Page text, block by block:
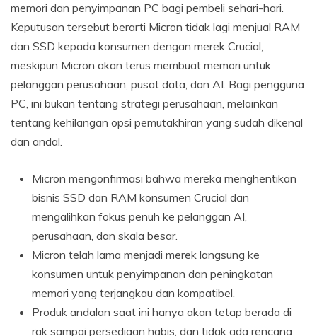
memori dan penyimpanan PC bagi pembeli sehari-hari.
Keputusan tersebut berarti Micron tidak lagi menjual RAM
dan SSD kepada konsumen dengan merek Crucial,
meskipun Micron akan terus membuat memori untuk
pelanggan perusahaan, pusat data, dan AI. Bagi pengguna
PC, ini bukan tentang strategi perusahaan, melainkan
tentang kehilangan opsi pemutakhiran yang sudah dikenal
dan andal.
Micron mengonfirmasi bahwa mereka menghentikan
bisnis SSD dan RAM konsumen Crucial dan
mengalihkan fokus penuh ke pelanggan AI,
perusahaan, dan skala besar.
Micron telah lama menjadi merek langsung ke
konsumen untuk penyimpanan dan peningkatan
memori yang terjangkau dan kompatibel.
Produk andalan saat ini hanya akan tetap berada di
rak sampai persediaan habis, dan tidak ada rencana